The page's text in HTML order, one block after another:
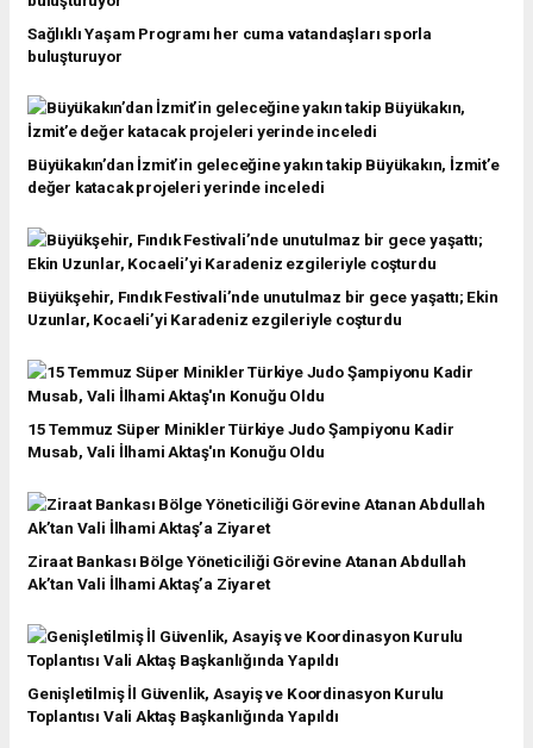
Sağlıklı Yaşam Programı her cuma vatandaşları sporla
buluşturuyor
Büyükakın’dan İzmit’in geleceğine yakın takip Büyükakın, İzmit’e
değer katacak projeleri yerinde inceledi
Büyükşehir, Fındık Festivali’nde unutulmaz bir gece yaşattı; Ekin
Uzunlar, Kocaeli’yi Karadeniz ezgileriyle coşturdu
15 Temmuz Süper Minikler Türkiye Judo Şampiyonu Kadir
Musab, Vali İlhami Aktaş'ın Konuğu Oldu
Ziraat Bankası Bölge Yöneticiliği Görevine Atanan Abdullah
Ak’tan Vali İlhami Aktaş’a Ziyaret
Genişletilmiş İl Güvenlik, Asayiş ve Koordinasyon Kurulu
Toplantısı Vali Aktaş Başkanlığında Yapıldı